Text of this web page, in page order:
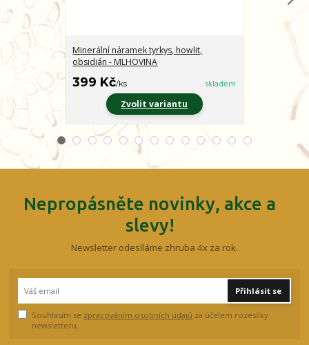
Minerální náramek tyrkys, howlit,
obsidián - MLHOVINA
399 Kč/ks skladem
Zvolit variantu
Nepropásněte novinky, akce a
slevy!
Newsletter odesíláme zhruba 4x za rok.
Přihlásit se
Souhlasím se zpracováním osobních údajů za účelem rozesílky
newsletteru.